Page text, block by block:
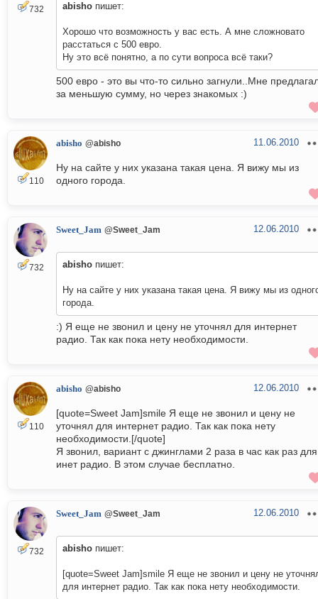
732 abisho пишет:
Хорошо что возможность у вас есть. А мне сложновато
расстаться с 500 евро.
Ну это всё понятно, а по сути вопроса всё таки?
500 евро - это вы что-то сильно загнули..Мне
за меньшую сумму, но через знакомых :)
110
abisho @abisho 11.06.2010
Ну на сайте у них указана такая цена. Я вижу мы из
одного города.
732
Sweet_Jam @Sweet_Jam 12.06.2010
abisho пишет:
Ну на сайте у них указана такая цена. Я вижу мы из
города.
:) Я еще не звонил и цену не уточнял для интернет
радио. Так как пока нету необходимости.
110
abisho @abisho 12.06.2010
[quote=Sweet Jam]smile Я еще не звонил и цену не
уточнял для интернет радио. Так как пока нету
необходимости.[/quote]
Я звонил, вариант с джинглами 2 раза в час как раз для
инет радио. В этом случае бесплатно.
732
Sweet_Jam @Sweet_Jam 12.06.2010
abisho пишет:
[quote=Sweet Jam]smile Я еще не звонил и цену не
для интернет радио. Так как пока нету необходимости.